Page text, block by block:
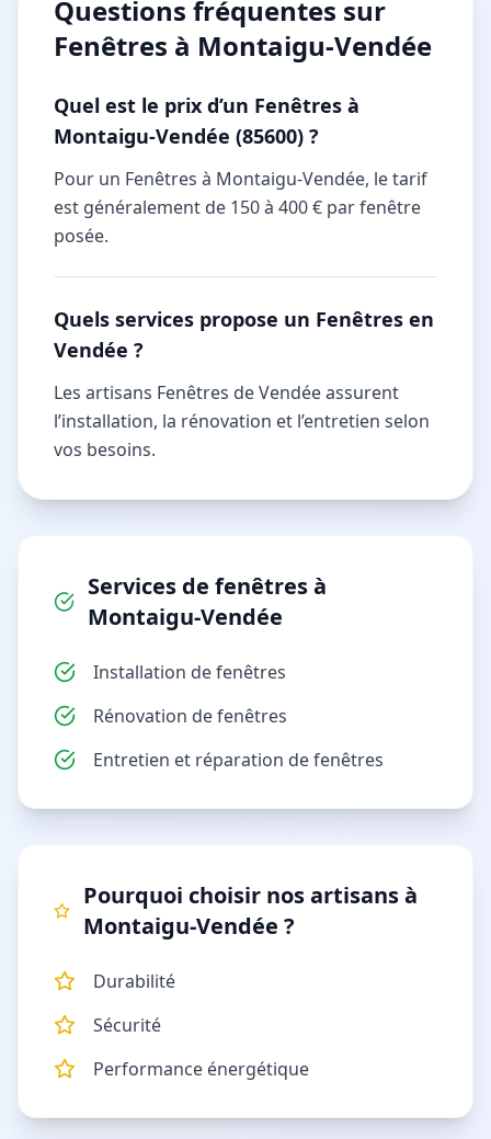
Questions fréquentes sur
Fenêtres à Montaigu-Vendée
Quel est le prix d’un Fenêtres à
Montaigu-Vendée (85600) ?
Pour un Fenêtres à Montaigu-Vendée, le tarif
est généralement de 150 à 400 € par fenêtre
posée.
Quels services propose un Fenêtres en
Vendée ?
Les artisans Fenêtres de Vendée assurent
l’installation, la rénovation et l’entretien selon
vos besoins.
Services defenêtresà
Montaigu-Vendée
Installation de fenêtres
Rénovation de fenêtres
Entretien et réparation de fenêtres
Pourquoi choisir nos artisans à
Montaigu-Vendée ?
Durabilité
Sécurité
Performance énergétique